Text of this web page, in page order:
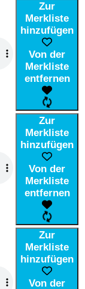
Zur
Merkliste
hinzufügen
Von der
Merkliste
entfernen
Zur
Merkliste
hinzufügen
Von der
Merkliste
entfernen
Zur
Merkliste
hinzufügen
Von der